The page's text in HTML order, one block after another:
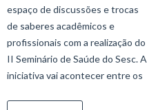
espaço de discussões e trocas
de saberes acadêmicos e
profissionais com a realização do
II Seminário de Saúde do Sesc. A
iniciativa vai acontecer entre os